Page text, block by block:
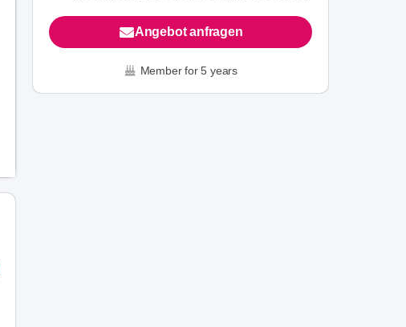
Angebot anfragen
Member for 5 years